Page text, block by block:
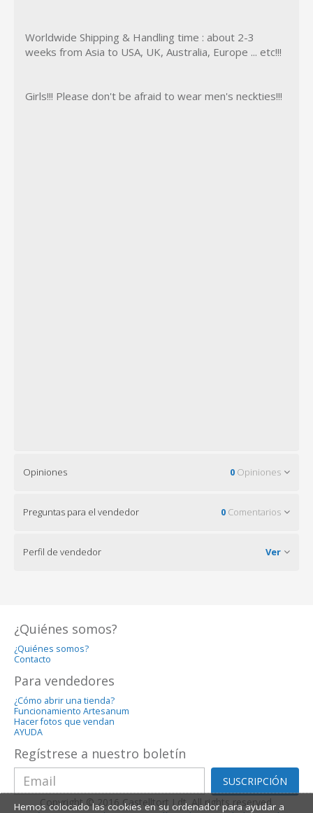
Worldwide Shipping & Handling time : about 2-3
weeks from Asia to USA, UK, Australia, Europe ... etc!!!
Girls!!! Please don't be afraid to wear men's neckties!!!
Opiniones 0 Opiniones
Preguntas para el vendedor 0 Comentarios
Perfil de vendedor Ver
¿Quiénes somos?
¿Quiénes somos?
Contacto
Para vendedores
¿Cómo abrir una tienda?
Funcionamiento Artesanum
Hacer fotos que vendan
AYUDA
Regístrese a nuestro boletín
SUSCRIPCIÓN
Copyright © 2016 Castelltort Ldt. All rights reserved.
Hemos colocado las cookies en su ordenador para ayudar a